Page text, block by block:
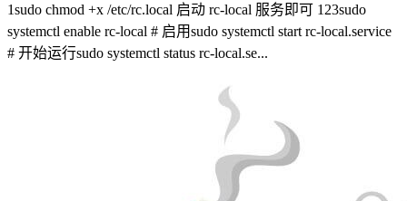
1sudo chmod +x /etc/rc.local 启动 rc-local 服务即可 123sudo
systemctl enable rc-local # 启用sudo systemctl start rc-local.service
# 开始运行sudo systemctl status rc-local.se...